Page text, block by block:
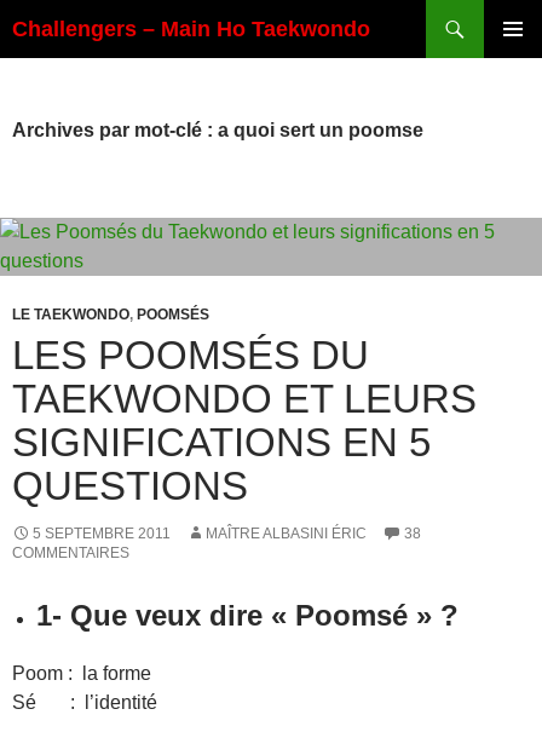
au
Challengers – Main Ho Taekwondo
Archives par mot-clé : a quoi sert un poomse
LE TAEKWONDO, POOMSÉS
LES POOMSÉS DU
TAEKWONDO ET LEURS
SIGNIFICATIONS EN 5
QUESTIONS
5 SEPTEMBRE 2011 MAÎTRE ALBASINI ÉRIC
38
COMMENTAIRES
1- Que veux dire « Poomsé » ?
Poom : la forme
Sé : l’identité